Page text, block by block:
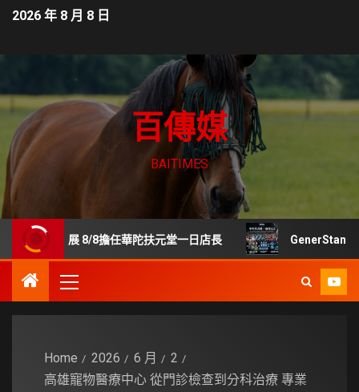
2026 年 8 月 8 日
百傳媒
BAITIMES
齡展 8/8擔任華陀扶元堂一日店長 GenerStand 擬推「人
Home 2026 6 月
2
高雄寵物醫療中心 從門診檢查到分科治療 專業